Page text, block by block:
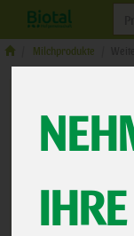
Milchprodukte